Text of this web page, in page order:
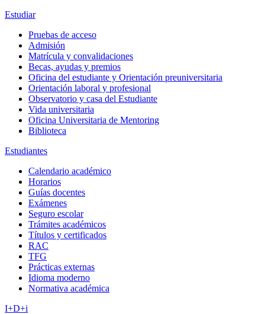
Estudiar
Pruebas de acceso
Admisión
Matrícula y convalidaciones
Becas, ayudas y premios
Oficina del estudiante y Orientación preuniversitaria
Orientación laboral y profesional
Observatorio y casa del Estudiante
Vida universitaria
Oficina Universitaria de Mentoring
Biblioteca
Estudiantes
Calendario académico
Horarios
Guías docentes
Exámenes
Seguro escolar
Trámites académicos
Títulos y certificados
RAC
TFG
Prácticas externas
Idioma moderno
Normativa académica
I+D+i